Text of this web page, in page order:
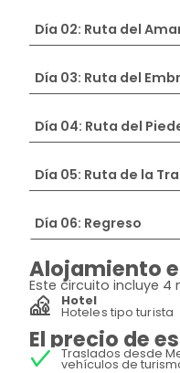
Día 02: Ruta del
Día 03: Ruta del
Día 04: Ruta del
Día 05: Ruta de la
Día 06: Regreso
Alojamiento
Este circuito incluye
Hotel
Hoteles tipo turista
El precio de
Traslados desde
vehículos de